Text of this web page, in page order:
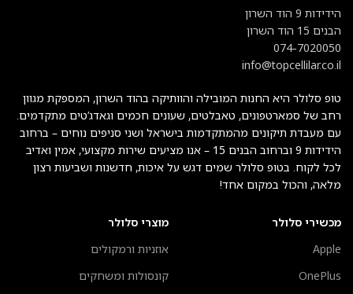
הידידות 9 הוד השרון
הבנים 15 הוד השרון
074-7020050
info@topcellilar.co.il
טופ סלולר היא החנות המובילה והוותיקה בהוד השרון, המספקת מגוון
רחב של סמארטפונים, טאבלטים, שעונים חכמים וגאדג’טים מתקדמים.
עם מעבדת תיקונים מהמתקדמות בישראל ושני סניפים נוחים – ברחוב
הידידות 9 וברחוב הבנים 15 – אנו מציעים שירות מקצועי, אמין ואדיב
לכל לקוח. בטופ סלולר שמים דגש על איכות, חדשנות ושביעות רצון
מלאה, והכול במקום אחד!
מכשירי סלולר
Apple
OnePlus
מוצרי סלולר
אוזניות ורמקולים
קונסולות ומשחקים